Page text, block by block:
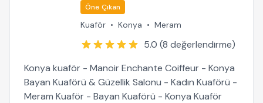
Öne Çıkan
Kuaför • Konya • Meram
5.0 (8 değerlendirme)
Konya kuaför - Manoir Enchante Coiffeur - Konya
Bayan Kuaförü & Güzellik Salonu - Kadın Kuaförü -
Meram Kuaför - Bayan Kuaförü - Konya Kuaför